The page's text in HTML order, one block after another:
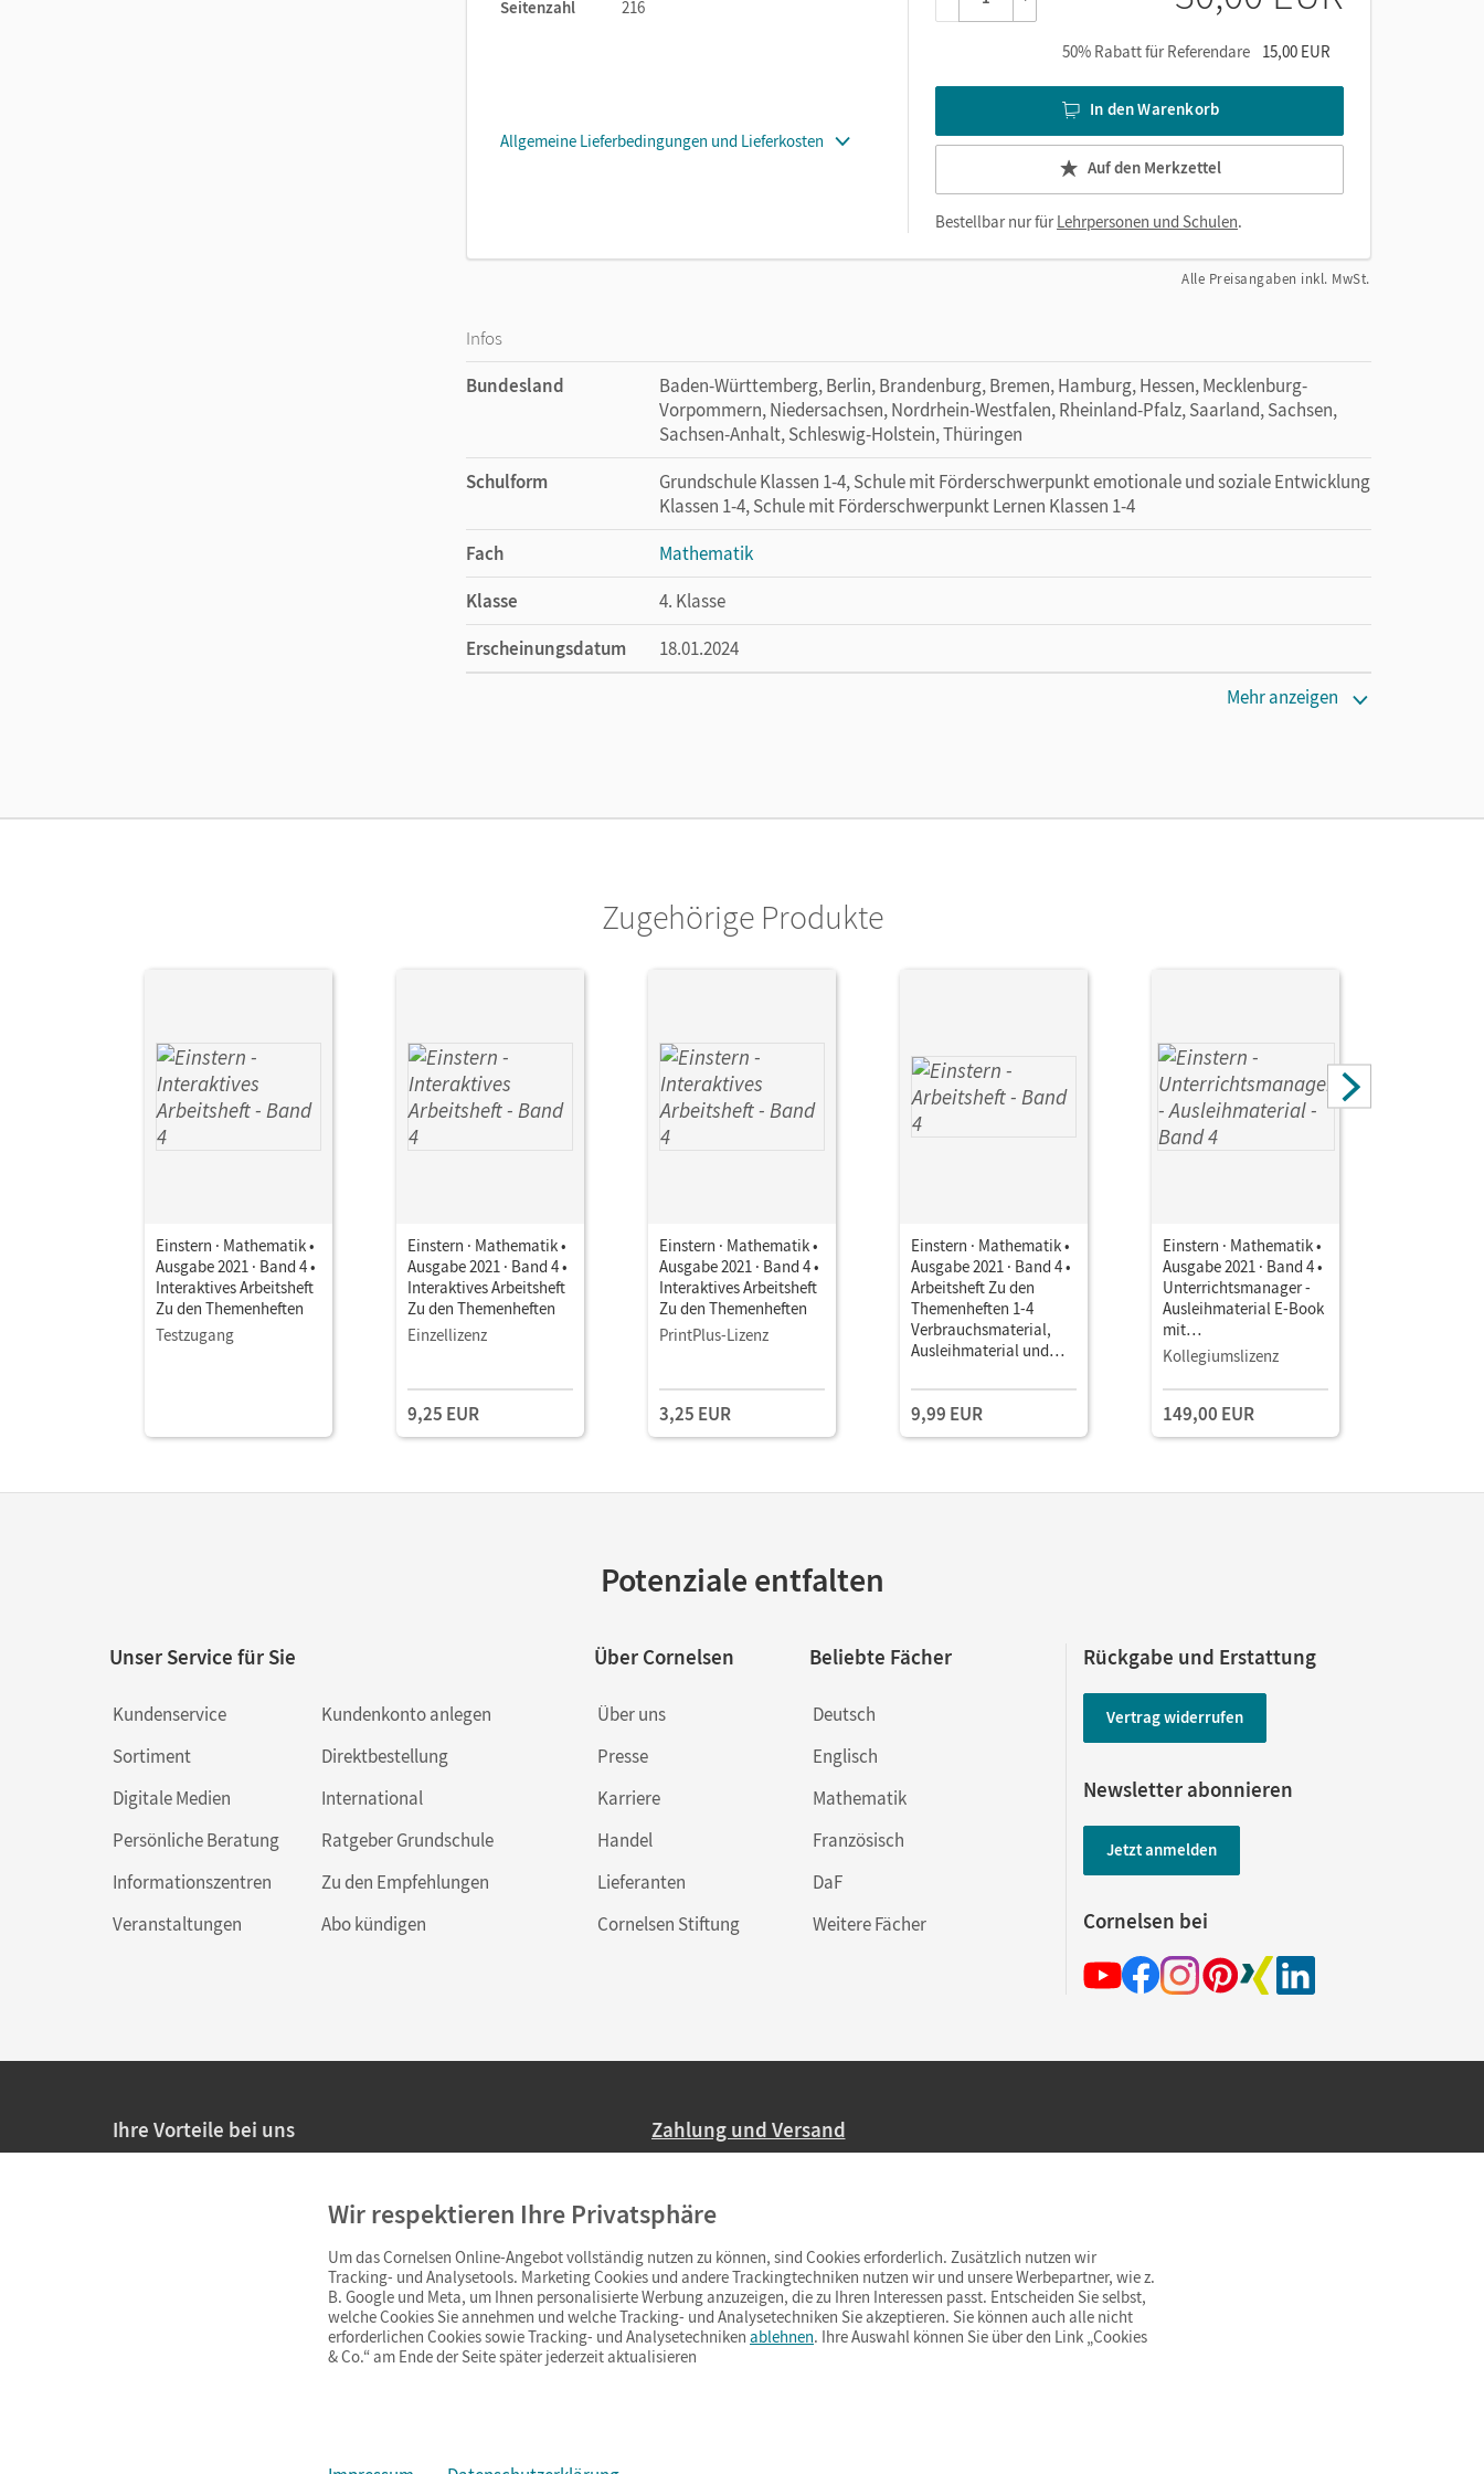
Seitenzahl
216
Allgemeine Lieferbedingungen und Lieferkosten
50% Rabatt für Referendare 15,00 EUR
In den Warenkorb
Auf den Merkzettel
Bestellbar nur fürLehrpersonen und Schulen.
Alle Preisangaben inkl. MwSt.
Infos
Bundesland
Baden-Württemberg, Berlin, Brandenburg, Bremen, Hamburg, Hessen, Mecklenburg-
Vorpommern, Niedersachsen, Nordrhein-Westfalen, Rheinland-Pfalz, Saarland, Sachsen,
Sachsen-Anhalt, Schleswig-Holstein, Thüringen
Schulform
Grundschule Klassen 1-4, Schule mit Förderschwerpunkt emotionale und soziale Entwicklung
Klassen 1-4, Schule mit Förderschwerpunkt Lernen Klassen 1-4
Fach
Mathematik
Klasse
4. Klasse
Erscheinungsdatum
18.01.2024
Mehr anzeigen
Zugehörige Produkte
Einstern · Mathematik •
Ausgabe 2021 · Band 4 •
Interaktives Arbeitsheft
Zu den Themenheften
Testzugang
Einstern · Mathematik •
Ausgabe 2021 · Band 4 •
Interaktives Arbeitsheft
Zu den Themenheften
Einzellizenz
9,25 EUR
Einstern · Mathematik •
Ausgabe 2021 · Band 4 •
Interaktives Arbeitsheft
Zu den Themenheften
PrintPlus-Lizenz
3,25 EUR
Einstern · Mathematik •
Ausgabe 2021 · Band 4 •
Arbeitsheft Zu den
Themenheften 1-4
Verbrauchsmaterial,
Ausleihmaterial und
9,99 EUR
Einstern · Mathematik •
Ausgabe 2021 · Band 4 •
Unterrichtsmanager -
Ausleihmaterial E-Book
mit
Lehrkräftematerialien
und Planungstools
Kollegiumslizenz
149,00 EUR
Potenziale entfalten
Unser Service für Sie
Kundenservice
Sortiment
Digitale Medien
Persönliche Beratung
Informationszentren
Veranstaltungen
Kundenkonto anlegen
Direktbestellung
International
Ratgeber Grundschule
Zu den Empfehlungen
Abo kündigen
Über Cornelsen
Über uns
Presse
Karriere
Handel
Lieferanten
Cornelsen Stiftung
Beliebte Fächer
Deutsch
Englisch
Mathematik
Französisch
DaF
Weitere Fächer
Rückgabe und Erstattung
Vertrag widerrufen
Newsletter abonnieren
Jetzt anmelden
Cornelsen bei
Ihre Vorteile bei uns
Persönliche Angebote für Lehrkräfte
Sicheres Einkaufen mit SSL-Verschlüsselung
Widerrufsfristvon 4 Wochen
Schnelle und einfache Retourenabwicklung
Zahlung und Versand
Ab 59,– EUR Bestellwert liefern wir versandkostenfrei innerhalb Deutschlands
(Lieferung in 3–6 Tagen).
Wir respektieren Ihre Privatsphäre
Um das Cornelsen Online-Angebot vollständig nutzen zu können, sind Cookies erforderlich. Zusätzlich nutzen wir
Tracking- und Analysetools. Marketing Cookies und andere Trackingtechniken nutzen wir und unsere Werbepartner, wie z.
B. Google und Meta, um Ihnen personalisierte Werbung anzuzeigen, die zu Ihren Interessen passt. Entscheiden Sie selbst,
welche Cookies Sie annehmen und welche Tracking- und Analysetechniken Sie akzeptieren. Sie können auch alle nicht
erforderlichen Cookies sowie Tracking- und Analysetechniken ablehnen. Ihre Auswahl können Sie über den Link „Cookies
& Co.“ am Ende der Seite später jederzeit aktualisieren